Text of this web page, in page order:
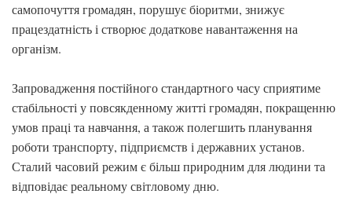
самопочуття громадян, порушує біоритми, знижує
працездатність і створює додаткове навантаження на
організм.
Запровадження постійного стандартного часу сприятиме
стабільності у повсякденному житті громадян, покращенню
умов праці та навчання, а також полегшить планування
роботи транспорту, підприємств і державних установ.
Сталий часовий режим є більш природним для людини та
відповідає реальному світловому дню.